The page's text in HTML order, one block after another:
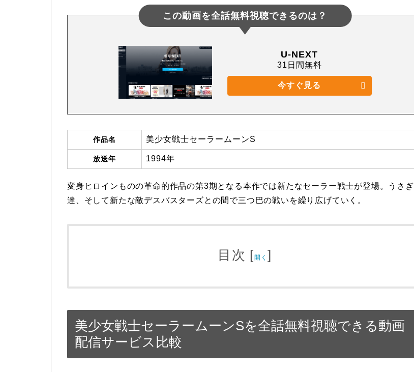
この動画を全話無料視聴できるのは？
U-NEXT
31日間無料
今すぐ見る
作品名 美少女戦士セーラームーンS
放送年 1994年
変身ヒロインものの革命的作品の第3期となる本作では新たなセーラー戦士が登場。うさぎ
達、そして新たな敵デスバスターズとの間で三つ巴の戦いを繰り広げていく。
目次 [ 開く ]
美少女戦士セーラームーンSを全話無料視聴できる動画
配信サービス比較